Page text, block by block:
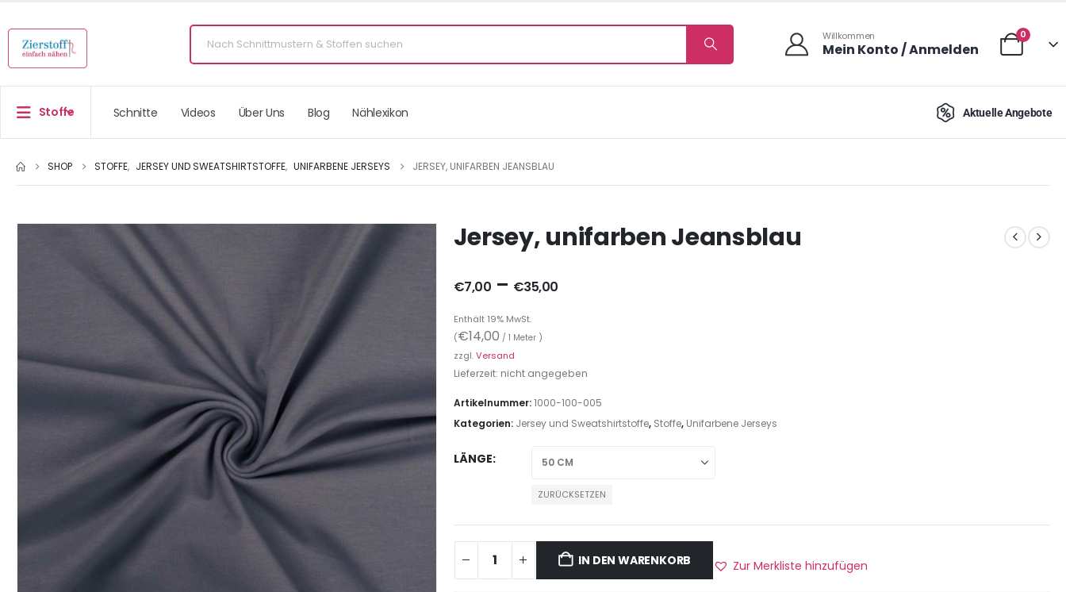
Willkommen
Mein Konto / Anmelden
0
Stoffe Schnitte Videos Über Uns Blog Nählexikon Aktuelle Angebote
SHOP STOFFE, JERSEY UND SWEATSHIRTSTOFFE, UNIFARBENE JERSEYS JERSEY, UNIFARBEN JEANSBLAU
Jersey, unifarben Jeansblau
€7,00 – €35,00
Enthält 19% MwSt.
(€14,00 / 1 Meter )
zzgl.Versand
Lieferzeit: nicht angegeben
Artikelnummer:1000-100-005
Kategorien: Jersey und Sweatshirtstoffe, Stoffe, Unifarbene Jerseys
LÄNGE
ZURÜCKSETZEN
IN DEN WARENKORB Zur Merkliste hinzufügen